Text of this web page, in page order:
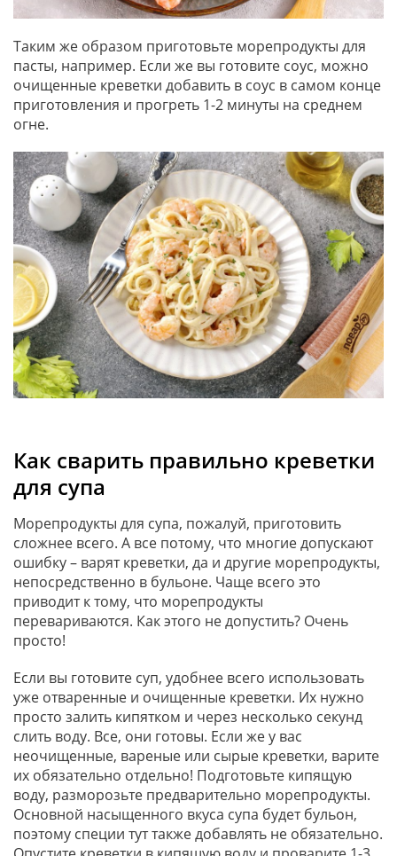
Таким же образом приготовьте морепродукты для
пасты, например. Если же вы готовите соус, можно
очищенные креветки добавить в соус в самом конце
приготовления и прогреть 1-2 минуты на среднем
огне.
Как сварить правильно креветки
для супа
Морепродукты для супа, пожалуй, приготовить
сложнее всего. А все потому, что многие допускают
ошибку – варят креветки, да и другие морепродукты,
непосредственно в бульоне. Чаще всего это
приводит к тому, что морепродукты
перевариваются. Как этого не допустить? Очень
просто!
Если вы готовите суп, удобнее всего использовать
уже отваренные и очищенные креветки. Их нужно
просто залить кипятком и через несколько секунд
слить воду. Все, они готовы. Если же у вас
неочищенные, вареные или сырые креветки, варите
их обязательно отдельно! Подготовьте кипящую
воду, разморозьте предварительно морепродукты.
Основной насыщенного вкуса супа будет бульон,
поэтому специи тут также добавлять не обязательно.